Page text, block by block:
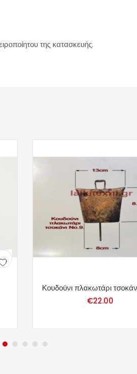
της κατασκευής.
Κουδούνι πλακωτάρι
€22.00